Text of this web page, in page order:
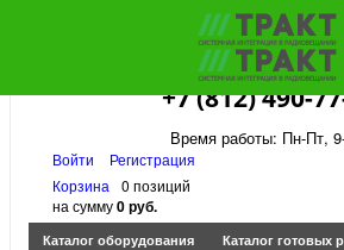
+7 (812) 490-
Время работы: Пн-Пт,
Войти
Регистрация
Корзина
0 позиций
на сумму0 руб.
Каталог оборудования
Каталог готовых